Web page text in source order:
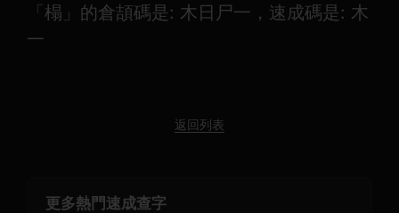
「榻」的倉頡碼是: 木日尸一，速成碼是: 木
一
返回列表
更多熱門速成查字